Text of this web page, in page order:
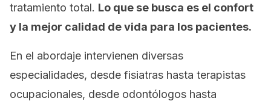
tratamiento total. Lo que se busca es el confort
y la mejor calidad de vida para los pacientes.
En el abordaje intervienen diversas
especialidades, desde fisiatras hasta terapistas
ocupacionales, desde odontólogos hasta